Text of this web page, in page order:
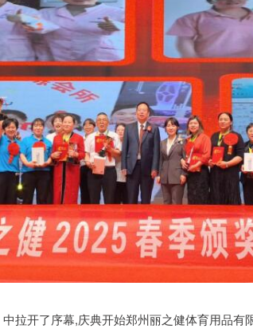
拉开了序幕,庆典开始郑州丽之健体育用品有
184.96 1.31% 沪